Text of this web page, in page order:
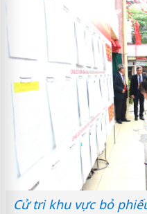
Cử tri khu vực bỏ